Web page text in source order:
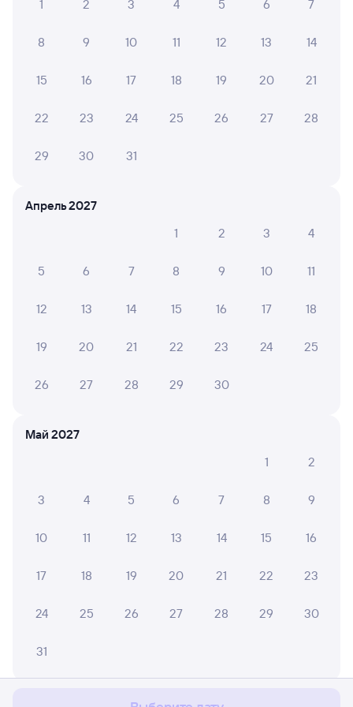
Мы используем cookies для более удобной работы
с сайтом.
1
2 3 4 5 6 7
8 9 10 11 12 13 14
15 16 17 18 19 20 21
22 23 24 25 26 27 28
29 30 31
Апрель 2027
1
2 3 4
5 6 7 8 9 10 11
12 13 14 15 16 17 18
19 20 21 22 23 24 25
26 27 28 29 30
Май 2027
1
2
3 4 5 6 7 8 9
10 11 12 13 14 15 16
17 18 19 20 21 22 23
24 25 26 27 28 29 30
31